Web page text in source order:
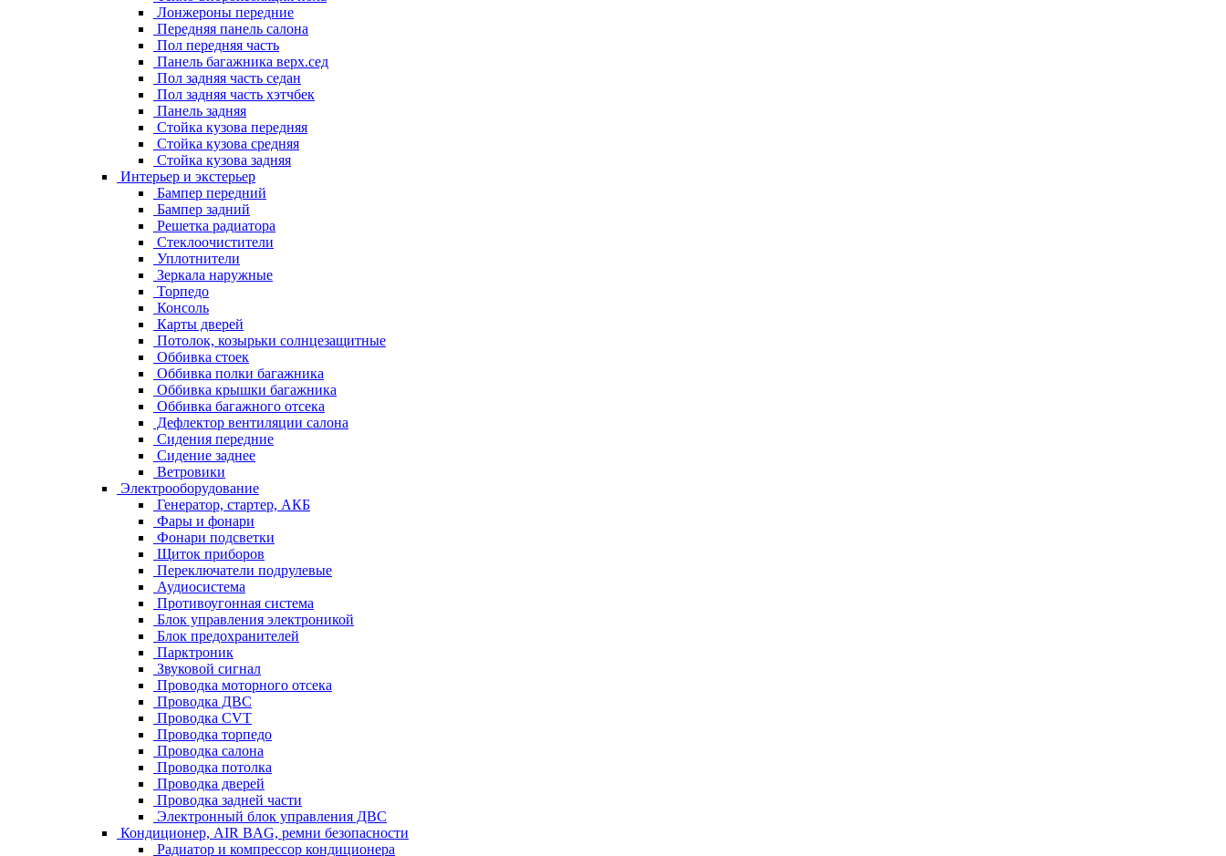
Лонжероны передние
Передняя панель салона
Пол передняя часть
Панель багажника верх.сед
Пол задняя часть седан
Пол задняя часть хэтчбек
Панель задняя
Стойка кузова передняя
Стойка кузова средняя
Стойка кузова задняя
Интерьер и экстерьер
Бампер передний
Бампер задний
Решетка радиатора
Стеклоочистители
Уплотнители
Зеркала наружные
Торпедо
Консоль
Карты дверей
Потолок, козырьки солнцезащитные
Оббивка стоек
Оббивка полки багажника
Оббивка крышки багажника
Оббивка багажного отсека
Дефлектор вентиляции салона
Сидения передние
Сидение заднее
Ветровики
Электрооборудование
Генератор, стартер, АКБ
Фары и фонари
Фонари подсветки
Щиток приборов
Переключатели подрулевые
Аудиосистема
Противоугонная система
Блок управления электроникой
Блок предохранителей
Парктроник
Звуковой сигнал
Проводка моторного отсека
Проводка ДВС
Проводка CVT
Проводка торпедо
Проводка салона
Проводка потолка
Проводка дверей
Проводка задней части
Электронный блок управления ДВС
Кондиционер, AIR BAG, ремни безопасности
Радиатор и компрессор кондиционера